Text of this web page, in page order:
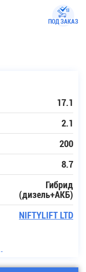
17.1
2.1
200
8.7
Гибрид
(дизель+АКБ)
NIFTYLIFT LTD
ПОД ЗАКАЗ